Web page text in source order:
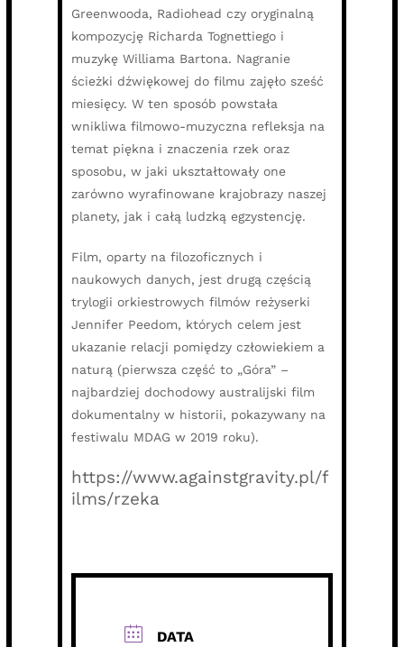
Greenwooda, Radiohead czy oryginalną
kompozycję Richarda Tognettiego i
muzykę Williama Bartona. Nagranie
ścieżki dźwiękowej do filmu zajęło sześć
miesięcy. W ten sposób powstała
wnikliwa filmowo-muzyczna refleksja na
temat piękna i znaczenia rzek oraz
sposobu, w jaki ukształtowały one
zarówno wyrafinowane krajobrazy naszej
planety, jak i całą ludzką egzystencję.
Film, oparty na filozoficznych i
naukowych danych, jest drugą częścią
trylogii orkiestrowych filmów reżyserki
Jennifer Peedom, których celem jest
ukazanie relacji pomiędzy człowiekiem a
naturą (pierwsza część to „Góra” –
najbardziej dochodowy australijski film
dokumentalny w historii, pokazywany na
festiwalu MDAG w 2019 roku).
https://www.againstgravity.pl/f
ilms/rzeka
DATA